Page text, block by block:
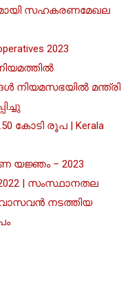
സഹകരണമേഖല
2023
നിയമസഭയില്‍ മന്ത്രി
കോടി രൂപ | Kerala
യജ്ഞം – 2023
| സംസ്ഥാനതല
വാസവൻ നടത്തിയ